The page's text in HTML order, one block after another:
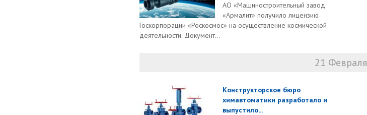
АО «Машиностроительный завод
«Армалит» получило лицензию
Госкорпорации «Роскосмос» на осуществление космической
деятельности. Документ...
21 Февраля
Конструкторское бюро
химавтоматики разработало и
выпустило...